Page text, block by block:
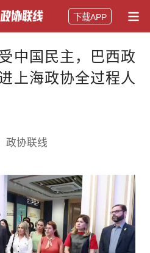
下载APP
中国民主，巴西政
上海政协全过程人
政协联线